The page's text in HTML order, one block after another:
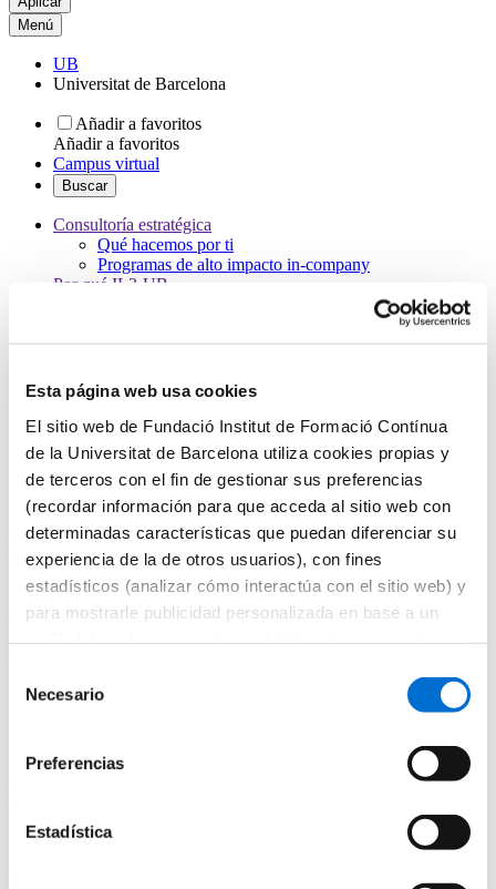
Esta página web usa cookies
El sitio web de Fundació Institut de Formació Contínua
de la Universitat de Barcelona utiliza cookies propias y
de terceros con el fin de gestionar sus preferencias
(recordar información para que acceda al sitio web con
determinadas características que puedan diferenciar su
experiencia de la de otros usuarios), con fines
estadísticos (analizar cómo interactúa con el sitio web) y
para mostrarle publicidad personalizada en base a un
información sobre las cookies puede consultar la
Necesario
Preferencias
Estadística
Menú
UB
Universitat de Barcelona
Añadir a favoritos
Añadir a favoritos
Campus virtual
Buscar
Consultoría estratégica
Qué hacemos por ti
Programas de alto impacto in-company
Por qué IL3-UB
Hablan de nosotros
Colabora con nosotros
Incorpora talento
Alquila espacios
Inicio
Hablan de nosotros
Multiópticas
Multiópticas
Impulsar el cambio en la dinámica de consumo y homogeneizar la
cultura corporativa.
Share in Whatsapp
Multiópticas es una de las empresas líderes del retail óptico en
España. Bajo un modelo de negocio cooperativista, en cuyo capital